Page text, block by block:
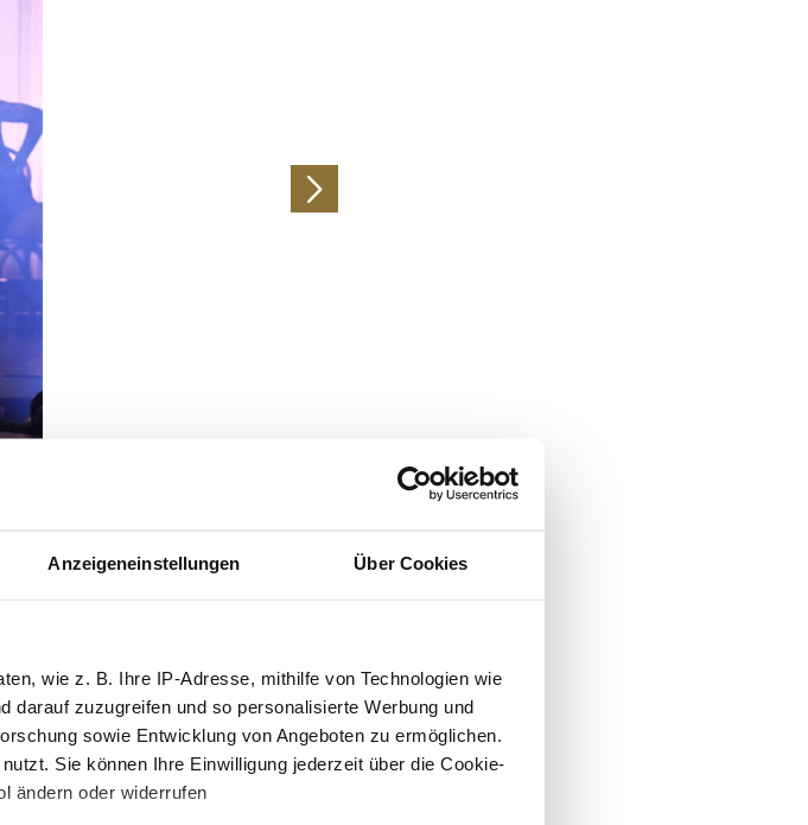
Anzeigeneinstellungen Über Cookies
wie z. B. Ihre IP-Adresse, mithilfe von Technologien wie
darauf zuzugreifen und so personalisierte Werbung und
sowie Entwicklung von Angeboten zu ermöglichen.
Sie können Ihre Einwilligung jederzeit über die Cookie-
ändern oder widerrufen
Advertisement